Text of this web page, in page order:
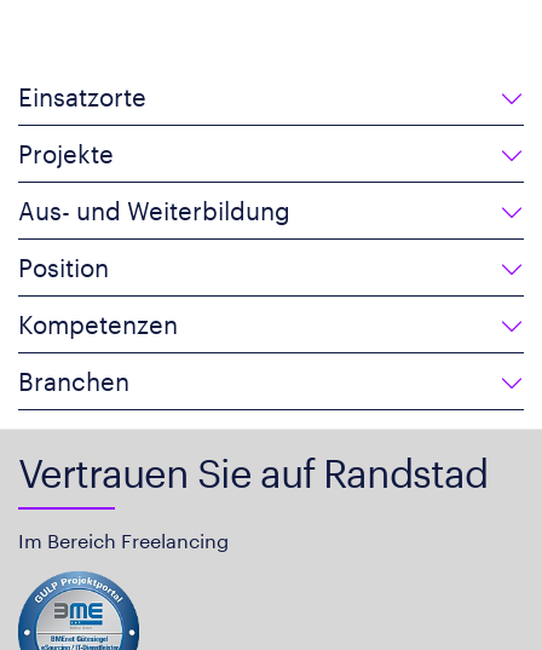
Einsatzorte
Projekte
Aus- und Weiterbildung
Position
Kompetenzen
Branchen
Vertrauen Sie auf Randstad
Im Bereich Freelancing